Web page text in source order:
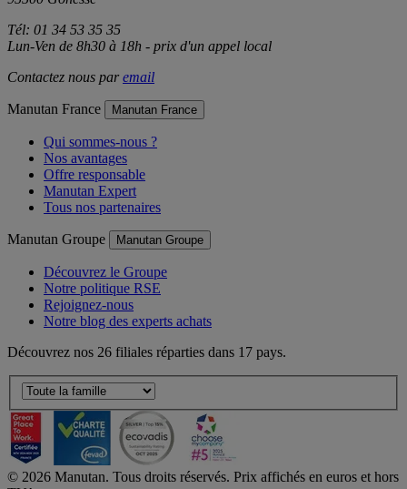
Tél: 01 34 53 35 35
Lun-Ven de 8h30 à 18h - prix d'un appel local
Contactez nous paremail
Manutan France Manutan France
Qui sommes-nous ?
Nos avantages
Offre responsable
Manutan Expert
Tous nos partenaires
Manutan Groupe Manutan Groupe
Découvrez le Groupe
Notre politique RSE
Rejoignez-nous
Notre blog des experts achats
Découvrez nos 26 filiales réparties dans 17 pays.
© 2026 Manutan. Tous droits réservés. Prix affichés en euros et hors